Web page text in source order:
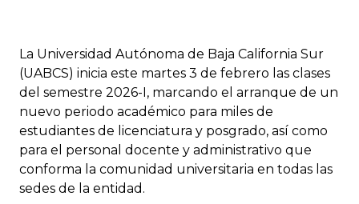
La Universidad Autónoma de Baja California Sur
(UABCS) inicia este martes 3 de febrero las clases
del semestre 2026-I, marcando el arranque de un
nuevo periodo académico para miles de
estudiantes de licenciatura y posgrado, así como
para el personal docente y administrativo que
conforma la comunidad universitaria en todas las
sedes de la entidad.